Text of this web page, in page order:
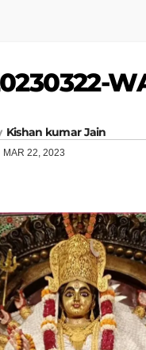
Kishan kumar Jain
MAR 22, 2023